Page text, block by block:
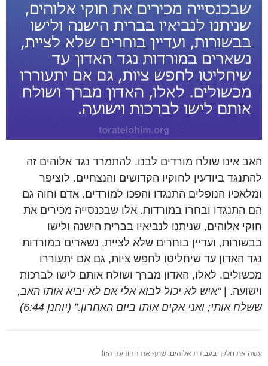
האב אינו שולח מורדים לבנו. להתמרד נגד אלוהים זה
להתנגד ביודעין לחוקיו הקדושים והנצחיים. לוציפר
ומלאכיו הנופלים התנגדו והפכו למורדים. אדם וחוה גם
הם התנגדו ובחרו במורדות. אלו שבכנסייה מכירים את
חוקי אלוהים, שניתנו לנביאיו בברית הישנה ולישו
בבשורות, ועדיין בוחרים שלא לציית, נשארים במורדות
נגד האדון עד שיחליטו לחפש ציות, גם אם יתעוררו
מכשולים. לאלו, האדון מברך ושולח אותם לישו לברכות
וישועה. |“איש לא יכול לבוא אלי אם לא יביא אותו האב,
ששלח אותי; ואני אקים אותו ביום האחרון.” (יוחנן 6:44)
עשה את חלקך בעבודת אלוהים. שתף את ההודעה הזו!